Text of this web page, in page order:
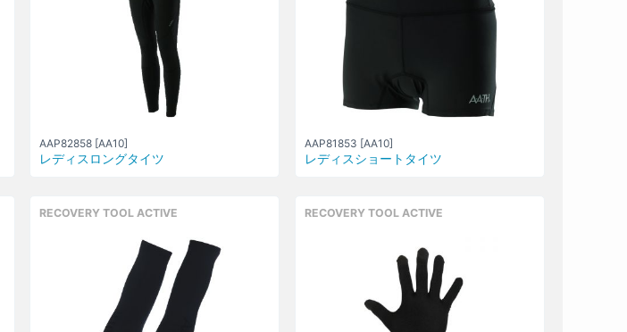
AAP82858 [AA10]
レディスロングタイツ
AAP81853 [AA10]
レディスショートタイツ
RECOVERY TOOL ACTIVE RECOVERY TOOL ACTIVE